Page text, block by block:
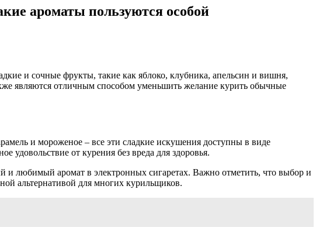
ароматы пользуются особой
и сочные фрукты, такие как яблоко, клубника, апельсин и вишня,
являются отличным способом уменьшить желание курить обычные
и мороженое – все эти сладкие искушения доступны в виде
удовольствие от курения без вреда для здоровья.
и любимый аромат в электронных сигаретах. Важно отметить, что выбор и
альтернативой для многих курильщиков.